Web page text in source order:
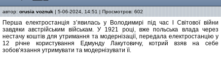
автор: orusia voznuk | 5-06-2024, 14:51 | Просмотров: 602
Перша електростанція з’явилась у Володимирі під час І Світової війни
завдяки австрійським військам. У 1921 році, вже польська влада через
нестачу коштів для утримання та модернізації, передала електростанцію у
12 річне користування Едмунду Лакутовичу, котрий взяв на себе
зобов’язання утримувати та модернізувати її.